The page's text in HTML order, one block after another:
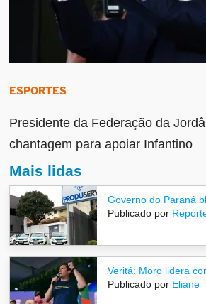
ESPORTES
Presidente da Federação da
chantagem para apoiar Infantino
Mais lidas
Governo do Paraná
Publicado por
Veritá: Moro lidera
Publicado por Eliane